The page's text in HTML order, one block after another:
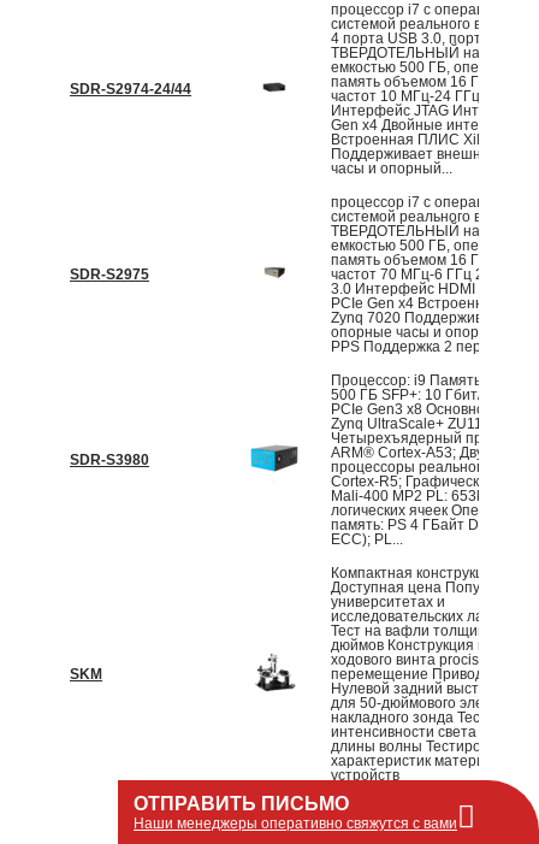
SDR-S2974-24/44
процессор i7 с операционной
системой реального времени
4 порта USB 3.0, порты USB
ТВЕРДОТЕЛЬНЫЙ
емкостью 500 ГБ,
память объемом 16 ГБ
частот 10 МГц-24 ГГц/44 ГГц
Интерфейс JTAG Интерфейс
Gen x4 Двойные интерфейсы
Встроенная ПЛИС Xilinx
Поддерживает внешние
часы и опорный...
SDR-S2975
процессор i7 с операционной
системой реального времени
ТВЕРДОТЕЛЬНЫЙ
емкостью 500 ГБ,
память объемом 16 ГБ
частот 70 МГц-6 ГГц 2 x
3.0 Интерфейс HDMI
PCIe Gen x4 Встроенная
Zynq 7020 Поддерживает
опорные часы и опорный
PPS Поддержка 2 передач и...
SDR-S3980
Процессор: i9 Память: DDR4
500 ГБ SFP+: 10 Гбит/с
PCIe Gen3 x8 Основной чип:
Zynq UltraScale+ ZU11EG PS:
Четырехъядерный процессор
ARM® Cortex-A53;
процессоры реального
Cortex-R5; Графическая
Mali-400 MP2 PL: 653k
логических ячеек
память: PS 4 ГБайт DDR4
ECC); PL...
SKM
Компактная конструкция
Доступная цена Популярен в
университетах и
исследовательских
Тест на вафли толщиной до 6
дюймов Конструкция привода
ходового винта procision,
перемещение Приводные
Нулевой задний выступ
для 50-дюймового электрода/
накладного зонда
интенсивности света LD/LED/
длины волны Тестирование
характеристик материалов/
устройств
Компактный дизайн,
цена Совместим с
ОТПРАВИТЬ ПИСЬМО
Наши менеджеры оперативно свяжутся с вами